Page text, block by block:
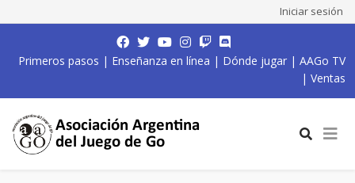
Iniciar sesión
Primeros pasos | Enseñanza en línea | Dónde jugar | AAGo TV
| Ventas